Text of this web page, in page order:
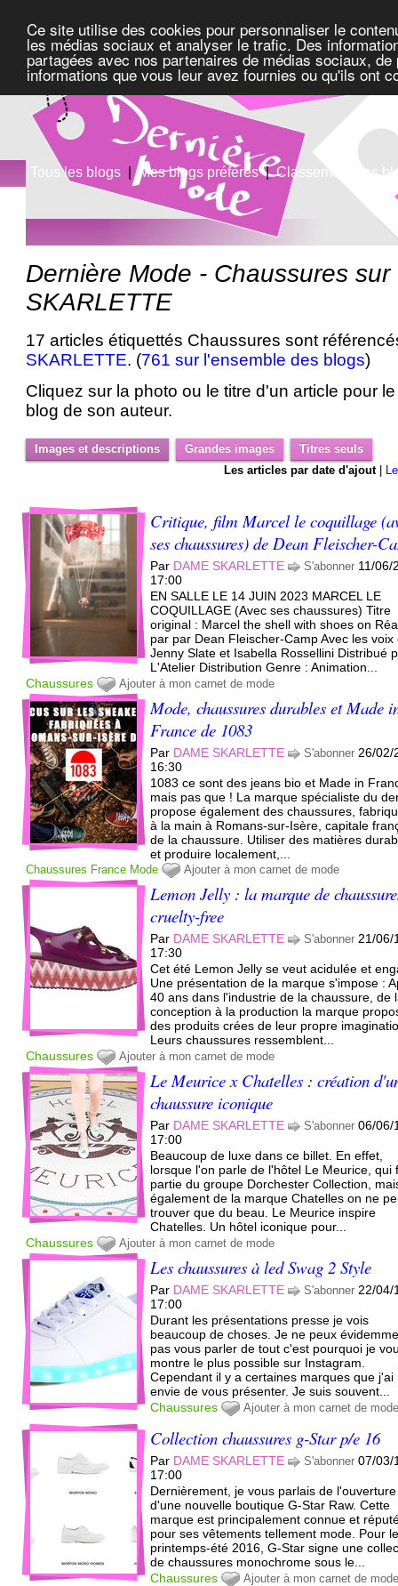
Ce site utilise des cookies pour personnaliser le
les médias sociaux et analyser le trafic. Des
partagées avec nos partenaires de médias sociaux,
informations que vous leur avez fournies ou qu'ils ont
Tous les blogs | Mes blogs préférés|Classement des
Dernière Mode - Chaussures sur
SKARLETTE
17 articles étiquettés Chaussures sont
SKARLETTE. (761 sur l'ensemble des blogs)
Cliquez sur la photo ou le titre d'un article pour
blog de son auteur.
Images et descriptions Grandes images
Titres seuls
Les articles par date d'ajout|
Critique, film Marcel le coquillage
ses chaussures) de Dean Fleischer-
Par DAME SKARLETTE S'abonner 11/06/
17:00
EN SALLE LE 14 JUIN 2023 MARCEL LE
COQUILLAGE (Avec ses chaussures) Titre
original : Marcel the shell with shoes on
par par Dean Fleischer-Camp Avec les voix
Jenny Slate et Isabella Rossellini Distribué
L'Atelier Distribution Genre : Animation...
Chaussures
Ajouter à mon carnet de mode
Mode, chaussures durables et Made
France de 1083
Par DAME SKARLETTE S'abonner 26/02/
16:30
1083 ce sont des jeans bio et Made in
mais pas que ! La marque spécialiste du
propose également des chaussures,
à la main à Romans-sur-Isère, capitale
de la chaussure. Utiliser des matières
et produire localement,...
Chaussures France Mode Ajouter à mon carnet de mode
Lemon Jelly : la marque de
cruelty-free
Par DAME SKARLETTE S'abonner 21/06/
17:30
Cet été Lemon Jelly se veut acidulée et
Une présentation de la marque s'impose :
40 ans dans l'industrie de la chaussure, de
conception à la production la marque
des produits crées de leur propre
Leurs chaussures ressemblent...
Chaussures
Ajouter à mon carnet de mode
Le Meurice x Chatelles : création
chaussure iconique
Par DAME SKARLETTE S'abonner 06/06/
17:00
Beaucoup de luxe dans ce billet. En effet,
lorsque l'on parle de l'hôtel Le Meurice, qui
partie du groupe Dorchester Collection,
également de la marque Chatelles on ne
trouver que du beau. Le Meurice inspire
Chatelles. Un hôtel iconique pour...
Chaussures
Ajouter à mon carnet de mode
Les chaussures à led Swag 2 Style
Par DAME SKARLETTE S'abonner 22/04/
17:00
Durant les présentations presse je vois
beaucoup de choses. Je ne peux
pas vous parler de tout c'est pourquoi je
montre le plus possible sur Instagram.
Cependant il y a certaines marques que j'ai
envie de vous présenter. Je suis souvent...
Chaussures
Ajouter à mon carnet de
Collection chaussures g-Star p/e 16
Par DAME SKARLETTE S'abonner 07/03/
17:00
Dernièrement, je vous parlais de l'ouverture
d'une nouvelle boutique G-Star Raw. Cette
marque est principalement connue et
pour ses vêtements tellement mode. Pour
printemps-été 2016, G-Star signe une
de chaussures monochrome sous le...
Chaussures
Ajouter à mon carnet de